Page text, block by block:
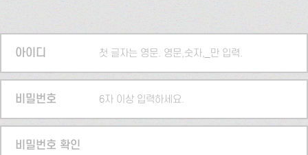
아이디 첫 글자는 영문. 영문,숫자,_만 입력.
비밀번호 6자 이상 입력하세요.
비밀번호 확인